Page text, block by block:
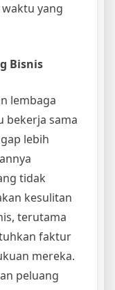
yang
Bisnis
lembaga
bekerja sama
lebih
tidak
kesulitan
terutama
faktur
mereka.
peluang